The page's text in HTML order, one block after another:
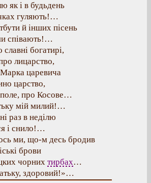
як і в будьдень
гуляють!…
й інших пісень
співають!…
богатирі,
лицарство,
царевича
царство,
про Косове…
мій милий!…
раз в неділю
і снило!…
ми, що-м десь бродив
брови
чорних тирбах…
здоровий!»…